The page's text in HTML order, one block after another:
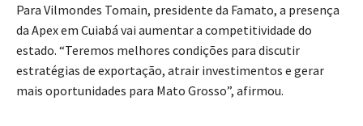
Para Vilmondes Tomain, presidente da Famato, a presença
da Apex em Cuiabá vai aumentar a competitividade do
estado. “Teremos melhores condições para discutir
estratégias de exportação, atrair investimentos e gerar
mais oportunidades para Mato Grosso”, afirmou.